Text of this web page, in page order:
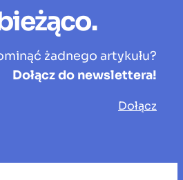
żadnego artykułu?
Dołącz do newslettera!
Dołącz